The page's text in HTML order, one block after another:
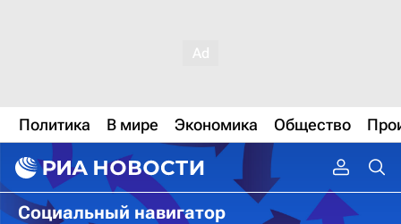
Политика В мире Экономика Общество
Социальный навигатор